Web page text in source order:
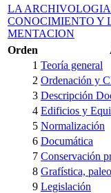
LA
CONOCIMIENTO Y
MENTACION
Orden
1 Teoría general
2 Ordenación y
3 Descripción
4 Edificios y
5 Normalización
6 Documática
7 Conservación
8 Grafística,
9 Legislación